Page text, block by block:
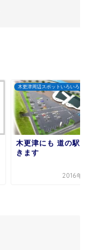
木更津周辺スポットいろいろ
木更津にも 道の駅
きます
2016年9